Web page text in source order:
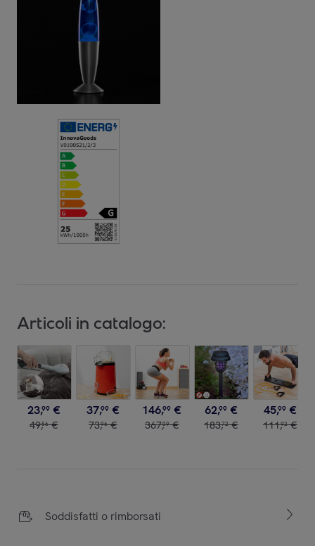
Articoli in catalogo:
23,99 €
49,56 €
37,99 €
73,96 €
146,99 €
367,09 €
62,99 €
183,72 €
45,99 €
111,92 €
Soddisfatti o rimborsati